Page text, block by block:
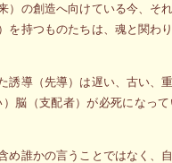
の創造へ向けている今、そ
持つものたちは、魂と関わ
導（先導）は遅い、古い、
脳（支配者）が必死になっ
誰かの言うことではなく、